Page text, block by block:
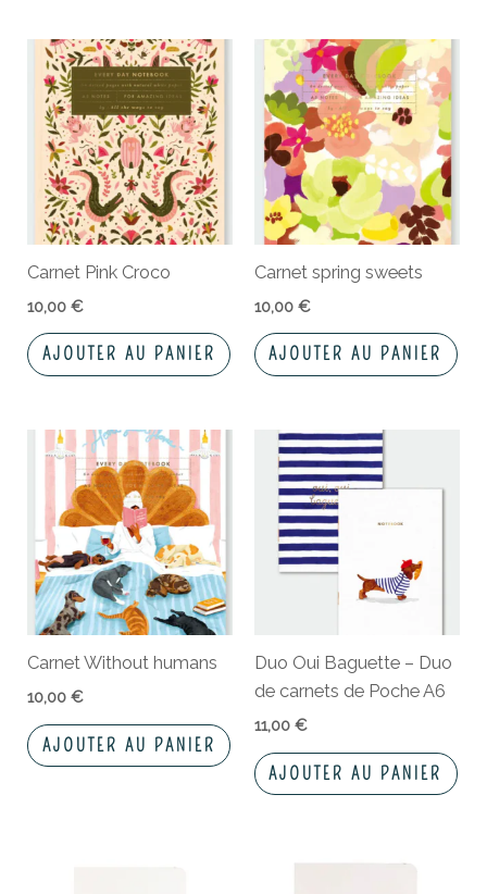
Carnet Pink Croco
10,00€
AJOUTER AU PANIER
Carnet spring sweets
10,00 €
AJOUTER AU PANIER
Carnet Without humans
10,00€
AJOUTER AU PANIER
Duo Oui Baguette – Duo
de carnets de Poche A6
11,00 €
AJOUTER AU PANIER